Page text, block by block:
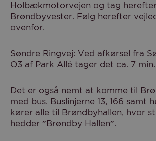
Holbækmotorvejen og tag
Brøndbyvester. Følg herefter
ovenfor.
Søndre Ringvej: Ved afkørsel fra
O3 af Park Allé tager det ca. 7 min.
Det er også nemt at komme til
med bus. Buslinjerne 13, 166 samt
kører alle til Brøndbyhallen, hvor
hedder ”Brøndby Hallen”.